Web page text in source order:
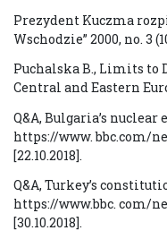
Prezydent Kuczma
Wschodzie” 2000, no. 3
Puchalska B., Limits
Central and Eastern
Q&A, Bulgaria’s nuclear
https://www. bbc.com/
[22.10.2018].
Q&A, Turkey’s
https://www.bbc. com/
[30.10.2018].